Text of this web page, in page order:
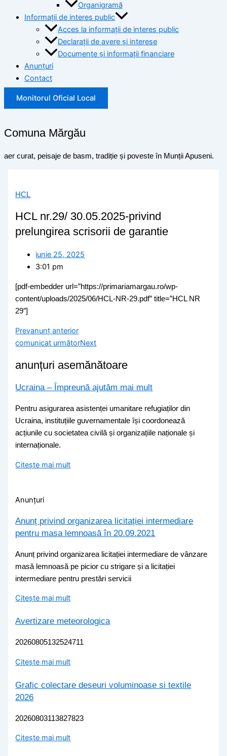
Organigramă
Informații de interes public
Acces la informații de interes public
Declarații de avere și interese
Documente și informații financiare
Anunțuri
Contact
Monitorul Oficial Local
Comuna Mărgău
aer curat, peisaje de basm, tradiție și poveste în Munții Apuseni.
HCL
HCL nr.29/ 30.05.2025-privind
prelungirea scrisorii de garantie
iunie 25, 2025
3:01 pm
[pdf-embedder url=”https://primariamargau.ro/wp-
content/uploads/2025/06/HCL-NR-29.pdf” title=”HCL NR
29″]
Prevanunț anterior
comunicat următorNext
anunțuri asemănătoare
Ucraina – Împreună ajutăm mai mult
Pentru asigurarea asistenței umanitare refugiaților din
Ucraina, instituțiile guvernamentale își coordonează
acțiunile cu societatea civilă și organizațiile naționale și
internaționale.
Citește mai mult
Anunțuri
Anunț privind organizarea licitației intermediare
pentru masa lemnoasă în 20.09.2021
Anunț privind organizarea licitației intermediare de vânzare
masă lemnoasă pe picior cu strigare și a licitației
intermediare pentru prestări servicii
Citește mai mult
Avertizare meteorologica
20260805132524711
Citește mai mult
Grafic colectare deseuri voluminoase si textile
2026
20260803113827823
Citește mai mult